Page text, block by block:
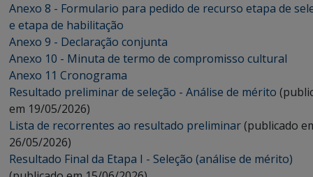
Anexo 8 - Formulario para pedido de recurso etapa de
e etapa de habilitação
Anexo 9 - Declaração conjunta
Anexo 10 - Minuta de termo de compromisso cultural
Anexo 11 Cronograma
Resultado preliminar de seleção - Análise de mérito
em 19/05/2026)
Lista de recorrentes ao resultado preliminar(publicado
26/05/2026)
Resultado Final da Etapa I - Seleção (análise de mérito)